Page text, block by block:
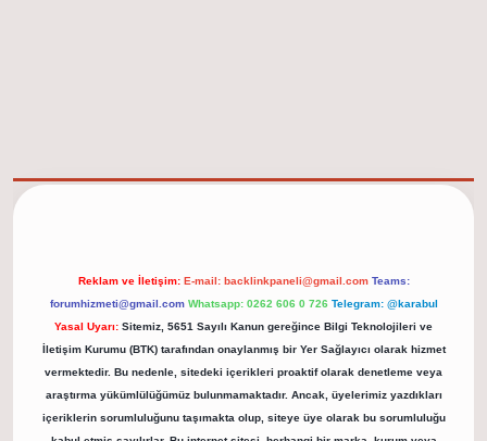
Reklam ve İletişim: E-mail: backlinkpaneli@gmail.com Teams:
forumhizmeti@gmail.com Whatsapp: 0262 606 0 726 Telegram: @karabul
Yasal Uyarı: Sitemiz, 5651 Sayılı Kanun gereğince Bilgi Teknolojileri ve
İletişim Kurumu (BTK) tarafından onaylanmış bir Yer Sağlayıcı olarak hizmet
vermektedir. Bu nedenle, sitedeki içerikleri proaktif olarak denetleme veya
araştırma yükümlülüğümüz bulunmamaktadır. Ancak, üyelerimiz yazdıkları
içeriklerin sorumluluğunu taşımakta olup, siteye üye olarak bu sorumluluğu